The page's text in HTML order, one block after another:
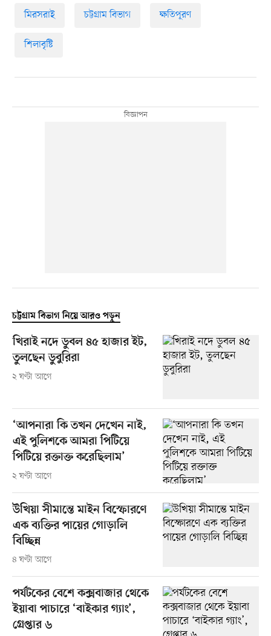
মিরসরাই চট্টগ্রাম বিভাগ ক্ষতিপূরণ
শিলাবৃষ্টি
চট্টগ্রাম বিভাগ নিয়ে আরও পড়ুন
খিরাই নদে ডুবল ৪৫ হাজার ইট,
তুলছেন ডুবুরিরা
২ ঘণ্টা আগে
‘আপনারা কি তখন দেখেন নাই,
এই পুলিশকে আমরা পিটিয়ে
পিটিয়ে রক্তাক্ত করেছিলাম’
২ ঘণ্টা আগে
উখিয়া সীমান্তে মাইন বিস্ফোরণে
এক ব্যক্তির পায়ের গোড়ালি
বিচ্ছিন্ন
৪ ঘণ্টা আগে
পর্যটকের বেশে কক্সবাজার থেকে
ইয়াবা পাচারে ‘বাইকার গ্যাং’,
গ্রেপ্তার ৬